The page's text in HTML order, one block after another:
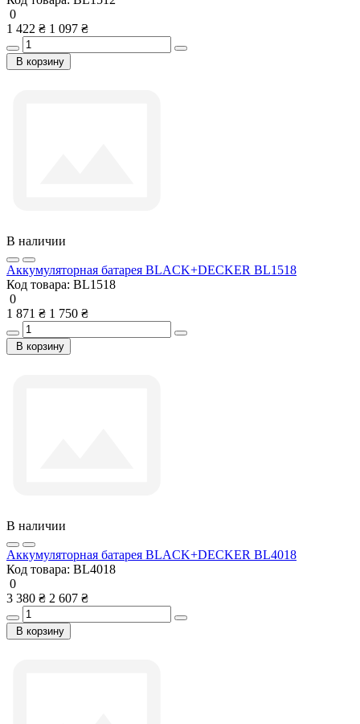
0
1 422 ₴ 1 097 ₴
В корзину
В наличии
Аккумуляторная батарея BLACK+DECKER BL1518
Код товара: BL1518
0
1 871 ₴ 1 750 ₴
В корзину
В наличии
Аккумуляторная батарея BLACK+DECKER BL4018
Код товара: BL4018
0
3 380 ₴ 2 607 ₴
В корзину